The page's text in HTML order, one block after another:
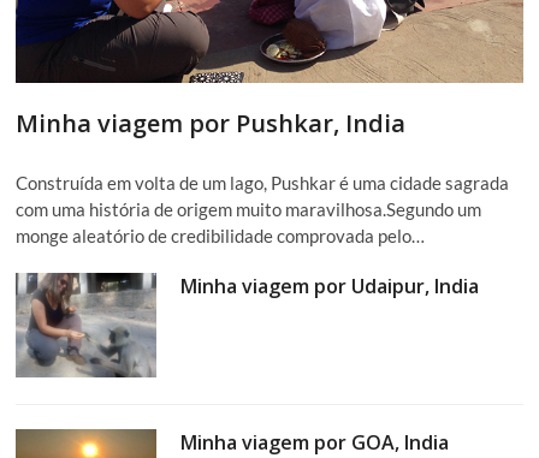
Minha viagem por Pushkar, India
Construída em volta de um lago, Pushkar é uma cidade sagrada
com uma história de origem muito maravilhosa.Segundo um
monge aleatório de credibilidade comprovada pelo…
Minha viagem por Udaipur, India
Minha viagem por GOA, India